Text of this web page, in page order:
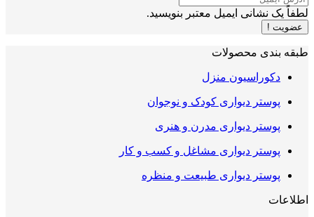
لطفاً یک نشانی ایمیل معتبر بنویسید.
عضویت !
طبقه بندی محصولات
دکوراسیون منزل
پوستر دیواری کودک و نوجوان
پوستر دیواری مدرن و هنری
پوستر دیواری مشاغل و کسب و کار
پوستر دیواری طبیعت و منظره
اطلاعات